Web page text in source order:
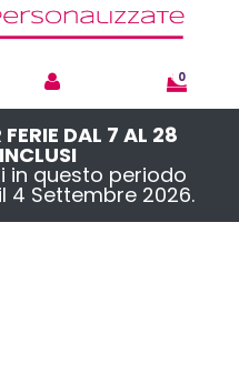
0
DAL 7 AL 28
in questo periodo
4 Settembre 2026.